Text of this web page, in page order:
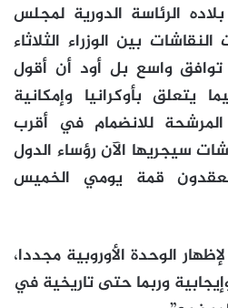
الرئاسة الدورية لمجلس
بين الوزراء الثلاثاء
واسع بل أود أن أقول
يتعلق بأوكرانيا وإمكانية
المرشحة للانضمام في أقرب
سيجريها الآن رؤساء الدول
قمة يومي الخميس
الوحدة الأوروبية مجددا،
وربما حتى تاريخية في